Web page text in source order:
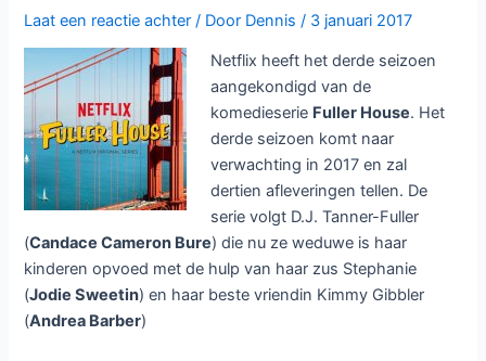
Laat een reactie achter / Door Dennis/ 3 januari 2017
Netflix heeft het derde seizoen
aangekondigd van de
komedieserie Fuller House. Het
derde seizoen komt naar
verwachting in 2017 en zal
dertien afleveringen tellen. De
serie volgt D.J. Tanner-Fuller
(Candace Cameron Bure) die nu ze weduwe is haar
kinderen opvoed met de hulp van haar zus Stephanie
(Jodie Sweetin) en haar beste vriendin Kimmy Gibbler
(Andrea Barber)